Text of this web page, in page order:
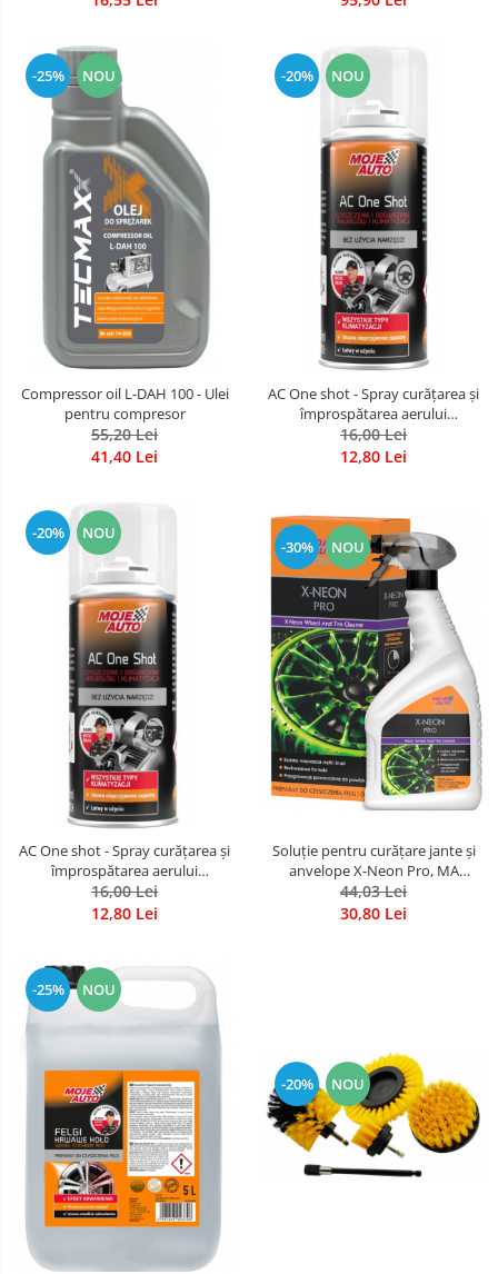
-25% NOU
Compressor oil L-DAH 100 - Ulei
pentru compresor
55,20 Lei
41,40 Lei
-20% NOU
AC One shot - Spray curățarea și
împrospătarea aerului
condiționat și a gurilor de
ventilație, 150 ml new car
16,00 Lei
12,80 Lei
-20% NOU
AC One shot - Spray curățarea și
împrospătarea aerului
condiționat și a gurilor de
ventilație, 150 ml black
16,00 Lei
12,80 Lei
-30% NOU
Soluție pentru curățare jante și
anvelope X-Neon Pro, MA
detailer, pulverizator 750 ml
44,03 Lei
30,80 Lei
-25% NOU
-20% NOU